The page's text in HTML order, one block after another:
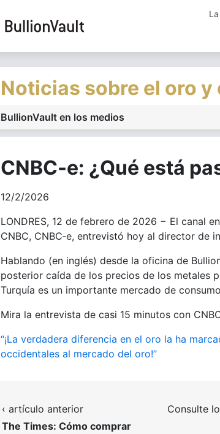
Noticias sobre el oro
BullionVault en los medios
CNBC-e: ¿Qué está
12/2/2026
LONDRES, 12 de febrero de 2026 − El canal
CNBC, CNBC‑e, entrevistó hoy al director de
Hablando (en inglés) desde la oficina de
posterior caída de los precios de los metales
Turquía es un importante mercado de
Mira la entrevista de casi 15 minutos con
“¡La verdadera diferencia en el oro la ha
occidentales al mercado del oro!”
‹ artículo anterior
The Times: Cómo comprar
Consulte